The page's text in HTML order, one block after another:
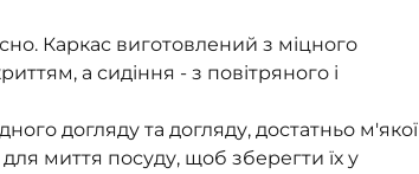
Каркас виготовлений з міцного
а сидіння - з повітряного і
догляду та догляду, достатньо м'якої
миття посуду, щоб зберегти їх у